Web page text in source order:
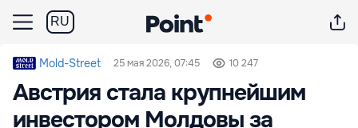
RU
Mold-Street 25 мая 2026, 07:45 10 247
Австрия стала крупнейшим
инвестором Молдовы за